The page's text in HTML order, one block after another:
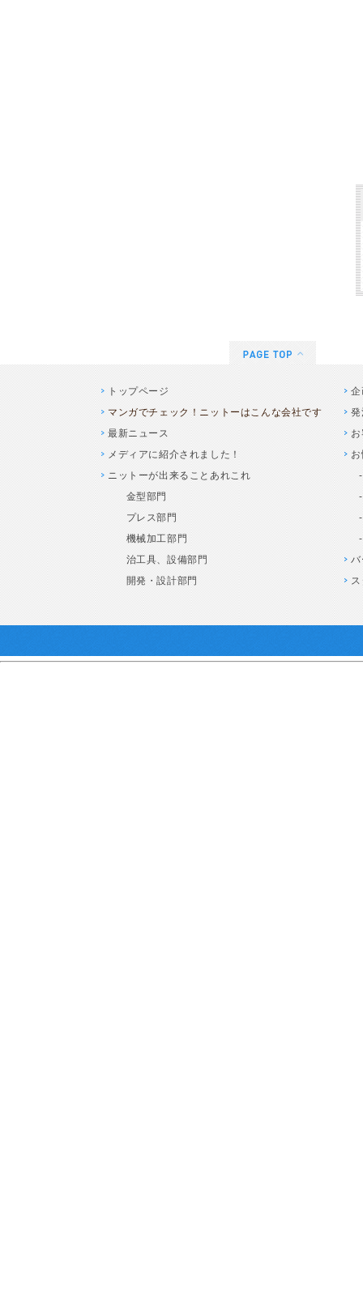
トップページ
マンガでチェック！ニットーはこんな会社です
最新ニュース
メディアに紹介されました！
ニットーが出来ることあれこれ
金型部門
プレス部門
機械加工部門
治工具、設備部門
開発・設計部門
企
発
お
お
バ
ス